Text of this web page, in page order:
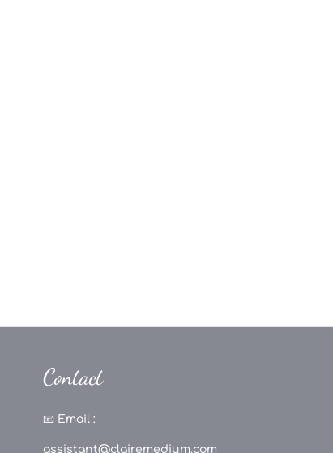
Contact
📧 Email :
assistant@clairemedium.com